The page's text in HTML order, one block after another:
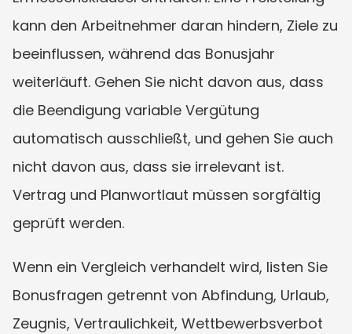
kann den Arbeitnehmer daran hindern, Ziele zu
beeinflussen, während das Bonusjahr
weiterläuft. Gehen Sie nicht davon aus, dass
die Beendigung variable Vergütung
automatisch ausschließt, und gehen Sie auch
nicht davon aus, dass sie irrelevant ist.
Vertrag und Planwortlaut müssen sorgfältig
geprüft werden.
Wenn ein Vergleich verhandelt wird, listen Sie
Bonusfragen getrennt von Abfindung, Urlaub,
Zeugnis, Vertraulichkeit, Wettbewerbsverbot